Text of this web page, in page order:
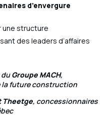
d’envergure
une structure
des leaders d’affaires
duGroupe MACH,
la future construction
Theetge, concessionnaires